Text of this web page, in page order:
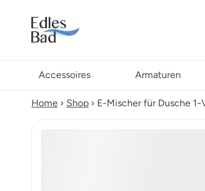
Accessoires Armaturen
Home › Shop › E-Mischer für Dusche